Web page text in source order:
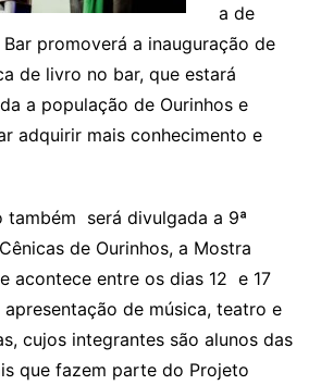
a de
promoverá a inauguração de
de livro no bar, que estará
a população de Ourinhos e
adquirir mais conhecimento e
também será divulgada a 9ª
de Ourinhos, a Mostra
acontece entre os dias 12 e 17
de música, teatro e
cujos integrantes são alunos das
que fazem parte do Projeto